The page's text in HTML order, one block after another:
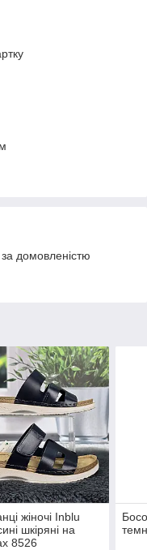
домовленістю
жіночі Inblu
шкіряні на
8526